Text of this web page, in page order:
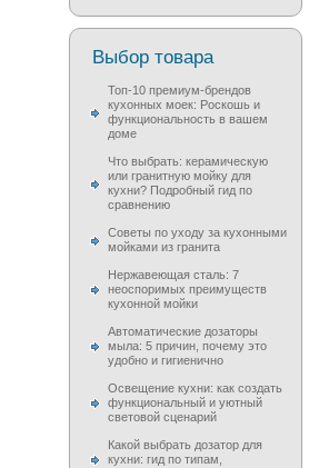
Выбор товара
Топ-10 премиум-брендов
кухонных моек: Роскошь и
функциональность в вашем
доме
Что выбрать: керамическую
или гранитную мойку для
кухни? Подробный гид по
сравнению
Советы по уходу за кухонными
мойками из гранита
Нержавеющая сталь: 7
неоспоримых преимуществ
кухонной мойки
Автоматические дозаторы
мыла: 5 причин, почему это
удобно и гигиенично
Освещение кухни: как создать
функциональный и уютный
световой сценарий
Какой выбрать дозатор для
кухни: гид по типам,